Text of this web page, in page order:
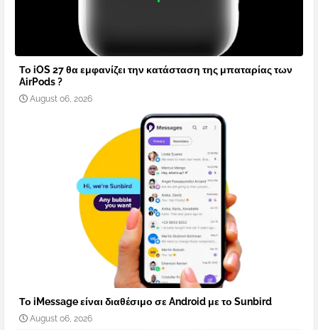
Το iOS 27 θα εμφανίζει την κατάσταση της μπαταρίας των
AirPods ?
August 06, 2026
Το iMessage είναι διαθέσιμο σε Android με το Sunbird
August 06, 2026